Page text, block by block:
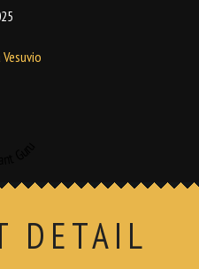
DETAIL